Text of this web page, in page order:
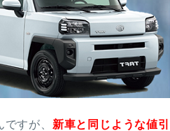
すが、 新車と同じような値引